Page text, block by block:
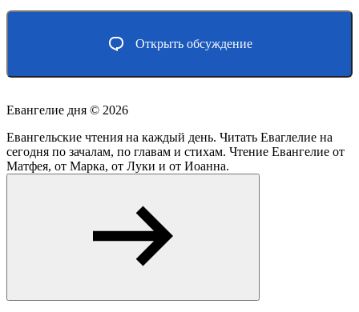
Открыть обсуждение
Евангелие дня © 2026
Евангельские чтения на каждый день. Читать Еваглелие на
сегодня по зачалам, по главам и стихам. Чтение Евангелие от
Матфея, от Марка, от Луки и от Иоанна.